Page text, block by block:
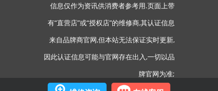
信息仅作为资讯供消费者参考用.页面上带
有“直营店”或“授权店”的维修商,其认证信息
来自品牌商官网,但本站无法保证实时更新,
因此认证信息可能与官网存在出入,一切以品
牌官网为准;